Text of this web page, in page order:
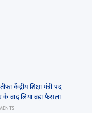
केंद्रीय शिक्षा मंत्री पद
के बाद लिया बड़ा फैसला